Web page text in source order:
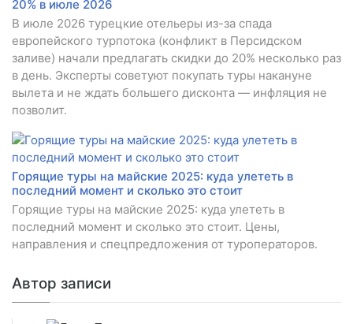
20% в июле 2026
В июле 2026 турецкие отельеры из-за спада
европейского турпотока (конфликт в Персидском
заливе) начали предлагать скидки до 20% несколько раз
в день. Эксперты советуют покупать туры накануне
вылета и не ждать большего дисконта — инфляция не
позволит.
Горящие туры на майские 2025: куда улететь в
последний момент и сколько это стоит
Горящие туры на майские 2025: куда улететь в
последний момент и сколько это стоит. Цены,
направления и спецпредложения от туроператоров.
Автор записи